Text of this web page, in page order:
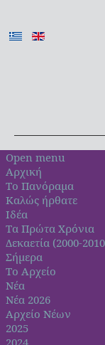
Open menu
Αρχική
Το Πανόραμα
Καλώς ήρθατε
Ιδέα
Τα Πρώτα Χρόνια
Δεκαετία (2000-
Σήμερα
Το Αρχείο
Νέα
Νέα 2026
Αρχείο Νέων
2025